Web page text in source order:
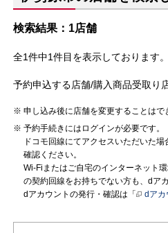
検索結果：1店舗
全1件中1件目を表示しております
予約申込する店舗/購入商品受取り
申し込み後に店舗を変更することはで
予約手続きにはログインが必要です。
ドコモ回線にてアクセスいただいた
確認ください。
Wi-Fiまたはご自宅のインターネット
の契約回線をお持ちでない方も、dア
dアカウントの発行・確認は「
dアカ